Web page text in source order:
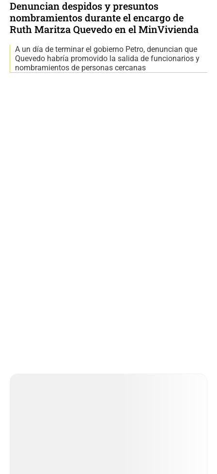
Denuncian despidos y presuntos
nombramientos durante el encargo de
Ruth Maritza Quevedo en el MinVivienda
A un día de terminar el gobierno Petro, denuncian que
Quevedo habría promovido la salida de funcionarios y
nombramientos de personas cercanas